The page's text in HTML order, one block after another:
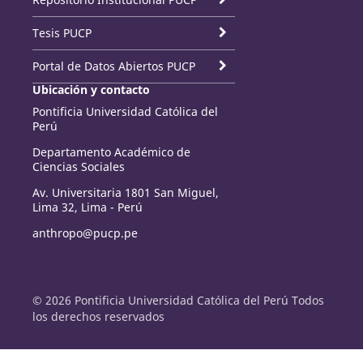
Tesis PUCP
Portal de Datos Abiertos PUCP
Ubicación y contacto
Pontificia Universidad Católica del
Perú
Departamento Académico de
Ciencias Sociales
Av. Universitaria 1801 San Miguel,
Lima 32, Lima - Perú
anthropo@pucp.pe
© 2026 Pontificia Universidad Católica del Perú Todos
los derechos reservados